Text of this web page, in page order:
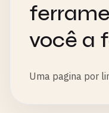
você a
Uma pagina por